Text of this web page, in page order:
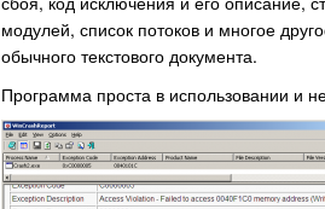
модулей, список потоков и многое
обычного текстового документа.
Программа проста в использовании и